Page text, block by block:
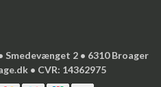
Smedevænget 2 • 6310 Broager
• CVR: 14362975